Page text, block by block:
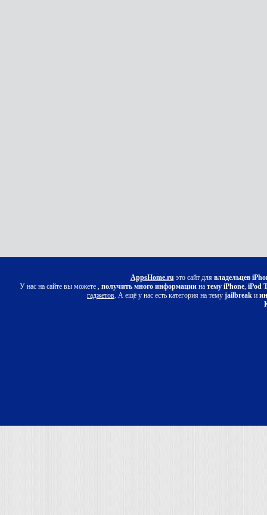
AppsHome.ruэто сайт для владельцев
У нас на сайте вы можете , получить много информациина тему iPhone,iPod
гаджетов. А ещё у нас есть категория на тему jailbreak и